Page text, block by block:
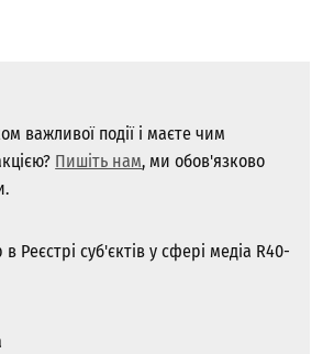
важливої ​​події і маєте чим
Пишіть нам, ми обов'язково
Реєстрі суб'єктів у сфері медіа R40-